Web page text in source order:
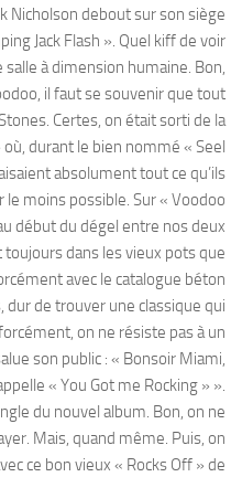
Nicholson debout sur son siège
Jack Flash ». Quel kiff de voir
à dimension humaine. Bon,
il faut se souvenir que tout
Certes, on était sorti de la
durant le bien nommé « Seel
absolument tout ce qu’ils
le moins possible. Sur « Voodoo
début du dégel entre nos deux
dans les vieux pots que
avec le catalogue béton
de trouver une classique qui
on ne résiste pas à un
son public : « Bonsoir Miami,
« You Got me Rocking » ».
du nouvel album. Bon, on ne
Mais, quand même. Puis, on
ce bon vieux « Rocks Off » de